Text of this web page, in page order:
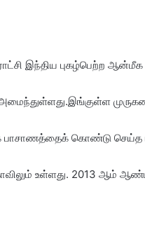
இந்திய புகழ்பெற்ற ஆன்மீக
பாசாணத்தைக் கொண்டு செய்த
உள்ளது. 2013 ஆம்